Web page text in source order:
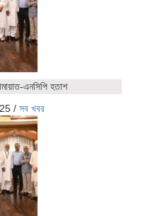
এনসিপি হতাশ
/ সব খবর